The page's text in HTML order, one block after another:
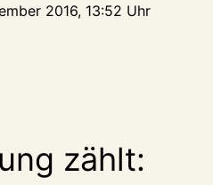
2016, 13:52 Uhr
zählt: